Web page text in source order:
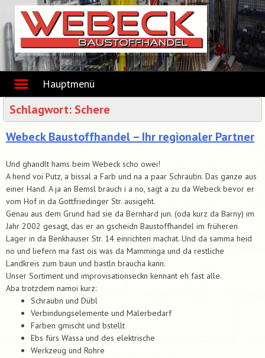
content
Hauptmenü
Schlagwort: Schere
Webeck Baustoffhandel – Ihr regionaler Partner
Und ghandlt hams beim Webeck scho owei!
A hend voi Putz, a bissal a Farb und na a paar Schraubn. Das ganze aus
einer Hand. A ja an Bemsl brauch i a no, sagt a zu da Webeck bevor er
vom Hof in da Gottfriedinger Str. ausigeht.
Genau aus dem Grund had sie da Bernhard jun. (oda kurz da Barny) im
Jahr 2002 gesagt, das er an gscheidn Baustoffhandel im früheren
Lager in da Benkhauser Str. 14 einrichten machat. Und da samma heid
no und liefern ma fast ois was da Mamminga und da restliche
Landkreis zum baun und bastln braucha kann.
Unser Sortiment und improvisationseckn kennant eh fast alle.
Aba trotzdem namoi kurz:
Schraubn und Dübl
Verbindungselemente und Malerbedarf
Farben gmischt und bstellt
Ebs fürs Wassa und des elektrische
Werkzeug und Rohre